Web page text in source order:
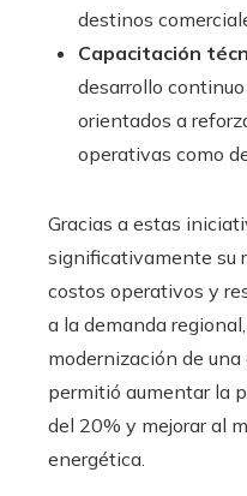
destinos
Capacitación
desarrollo
orientados a
operativas como
Gracias a estas
significativamente su
costos operativos y
a la demanda
modernización de
permitió aumentar la
del 20% y mejorar al
energética.